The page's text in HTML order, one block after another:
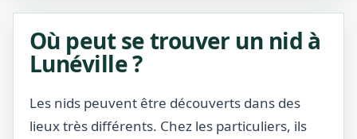
Où peut se trouver un nid à
Lunéville ?
Les nids peuvent être découverts dans des
lieux très différents. Chez les particuliers, ils